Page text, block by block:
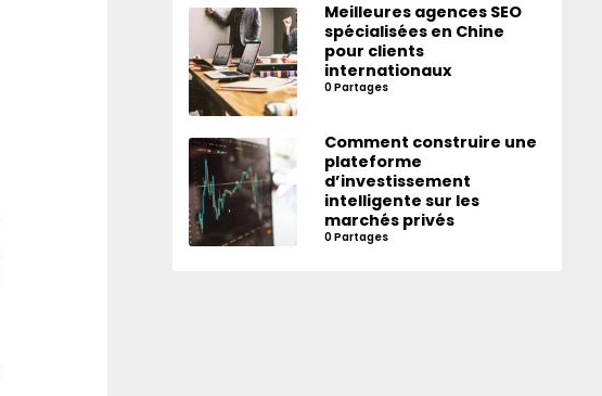
Meilleures agences SEO
spécialisées en Chine
pour clients
internationaux
0 Partages
Comment construire une
plateforme
d’investissement
intelligente sur les
marchés privés
0 Partages